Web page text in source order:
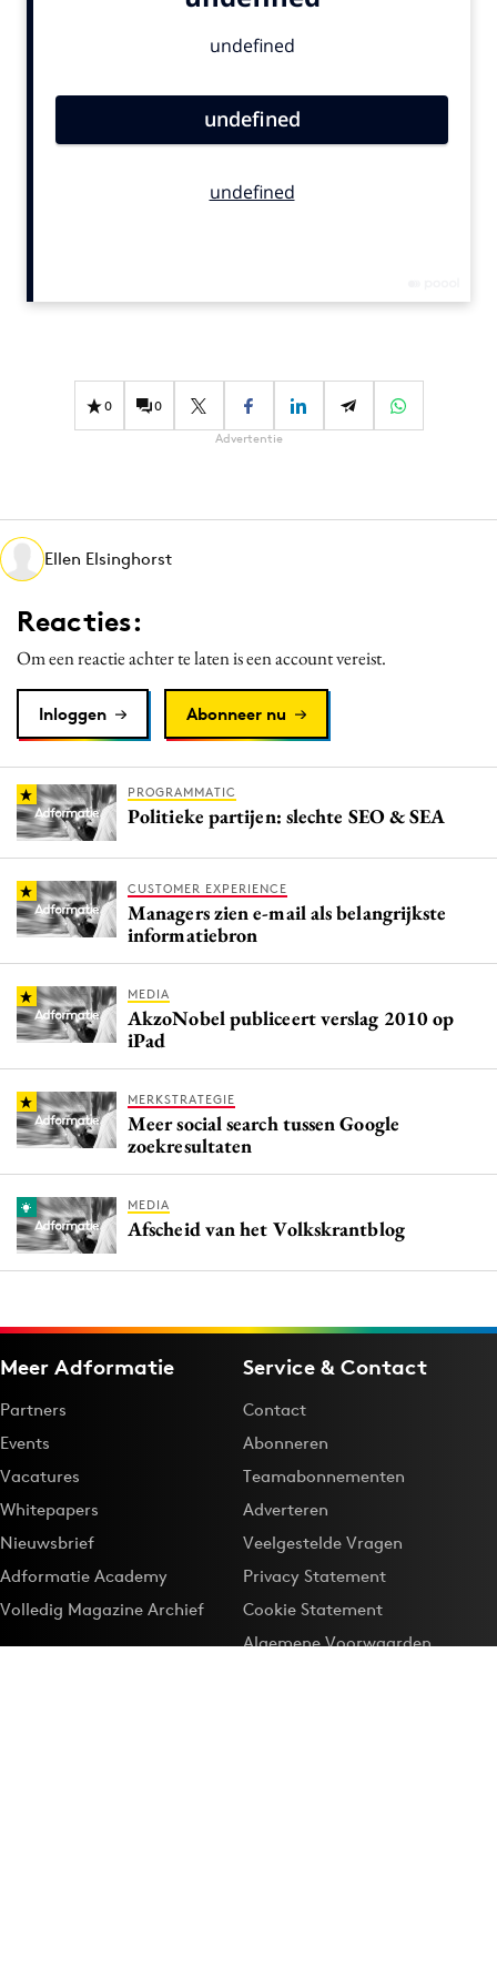
Gedragsverandering
Influencer marketing
Media
Merkstrategie
PR
Programmatic
Purpose Marketing
Reputatie & crisis
0 0
Advertentie
Ellen Elsinghorst
Reacties:
Om een reactie achter te laten is een account vereist.
Inloggen Abonneer nu
PROGRAMMATIC
Politieke partijen: slechte SEO & SEA
CUSTOMER EXPERIENCE
Managers zien e-mail als belangrijkste
informatiebron
MEDIA
AkzoNobel publiceert verslag 2010 op
iPad
MERKSTRATEGIE
Meer social search tussen Google
zoekresultaten
MEDIA
Afscheid van het Volkskrantblog
Meer Adformatie
Partners
Events
Vacatures
Whitepapers
Nieuwsbrief
Adformatie Academy
Volledig Magazine Archief
Service & Contact
Contact
Abonneren
Teamabonnementen
Adverteren
Veelgestelde Vragen
Privacy Statement
Cookie Statement
Algemene Voorwaarden